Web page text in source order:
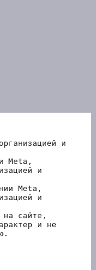
и
Meta,
и
Meta,
и
сайте,
и не